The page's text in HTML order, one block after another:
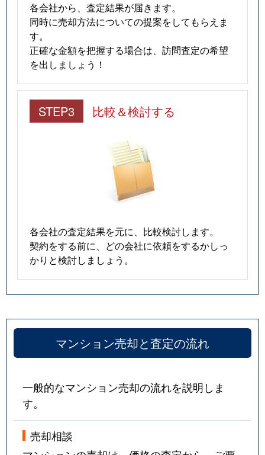
各会社から、査定結果が届きます。
同時に売却方法についての提案をしてもらえま
す。
正確な金額を把握する場合は、訪問査定の希望
を出しましょう！
STEP3 比較＆検討する
各会社の査定結果を元に、比較検討します。
契約をする前に、どの会社に依頼をするかしっ
かりと検討しましょう。
マンション売却と査定の流れ
一般的なマンション売却の流れを説明しま
す。
売却相談